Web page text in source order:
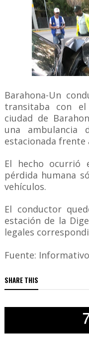
Barahona-Un
transitaba con
ciudad de
una ambulancia
estacionada frente
El hecho ocurrió
pérdida humana
vehículos.
El conductor
estación de la
legales
Fuente:
SHARE THIS